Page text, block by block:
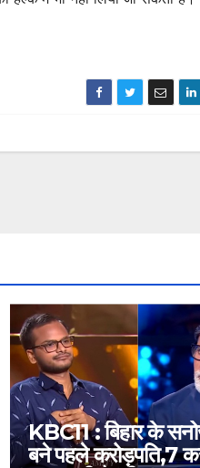
KBC11 : बिहार के
बने पहले करोड़पति,7